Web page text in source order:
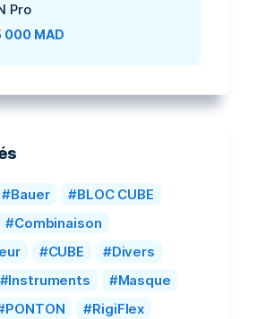
Pro
000 MAD
Bauer
BLOC CUBE
Combinaison
CUBE
Divers
Instruments
Masque
PONTON RigiFlex